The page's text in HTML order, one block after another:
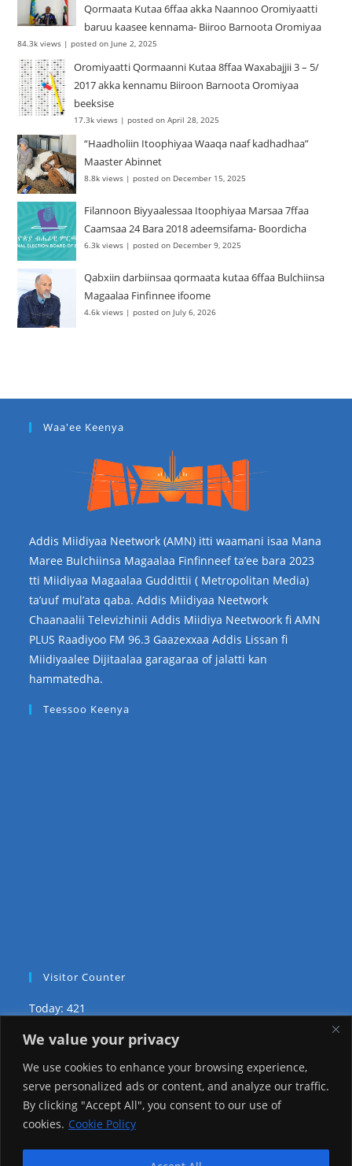
We value your privacy
We use cookies to enhance your browsing experience,
serve personalized ads or content, and analyze our traffic.
By clicking "Accept All", you consent to our use of
cookies. Cookie Policy
Qormaata Kutaa 6ffaa akka Naannoo Oromiyaatti
baruu kaasee kennama- Biiroo Barnoota Oromiyaa
84.3k views |posted on June 2, 2025
Oromiyaatti Qormaanni Kutaa 8ffaa Waxabajjii 3 – 5/
2017 akka kennamu Biiroon Barnoota Oromiyaa
beeksise
17.3k views |posted on April 28, 2025
“Haadholiin Itoophiyaa Waaqa naaf kadhadhaa”
Maaster Abinnet
8.8k views |posted on December 15, 2025
Filannoon Biyyaalessaa Itoophiyaa Marsaa 7ffaa
Caamsaa 24 Bara 2018 adeemsifama- Boordicha
6.3k views |posted on December 9, 2025
Qabxiin darbiinsaa qormaata kutaa 6ffaa Bulchiinsa
Magaalaa Finfinnee ifoome
4.6k views |posted on July 6, 2026
Waa'ee Keenya
Addis Miidiyaa Neetwork (AMN) itti waamani isaa Mana
Maree Bulchiinsa Magaalaa Finfinneef ta’ee bara 2023
tti Miidiyaa Magaalaa Guddittii ( Metropolitan Media)
ta’uuf mul’ata qaba. Addis Miidiyaa Neetwork
Chaanaalii Televizhinii Addis Miidiya Neetwoork fi AMN
PLUS Raadiyoo FM 96.3 Gaazexxaa Addis Lissan fi
Miidiyaalee Dijitaalaa garagaraa of jalatti kan
hammatedha.
Teessoo Keenya
Visitor Counter
Today: 421
Yesterday: 2650
This Week: 24286
This Month: 73559